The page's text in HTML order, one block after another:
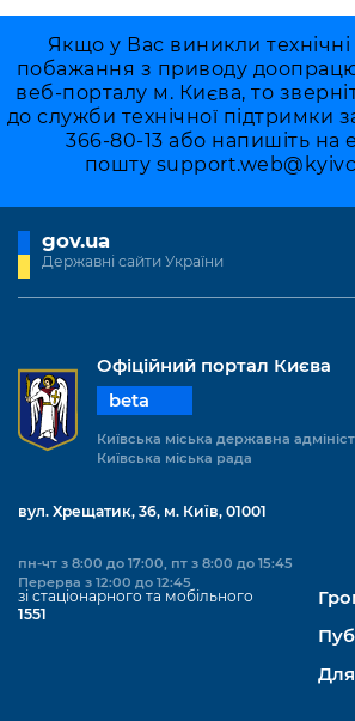
Якщо у Вас виникли
побажання з приводу
веб-порталу м. Києва, то
до служби технічної підтримки
366-80-13 або напишіть на
пошту
gov.ua
Державні сайти України
Офіційний портал Києва
beta
Київська міська державна
Київська міська рада
вул. Хрещатик, 36, м. Київ, 01001
пн-чт з 8:00 до 17:00, пт з 8:00 до 15:45
Перерва з 12:00 до 12:45
зі стаціонарного та мобільного
1551